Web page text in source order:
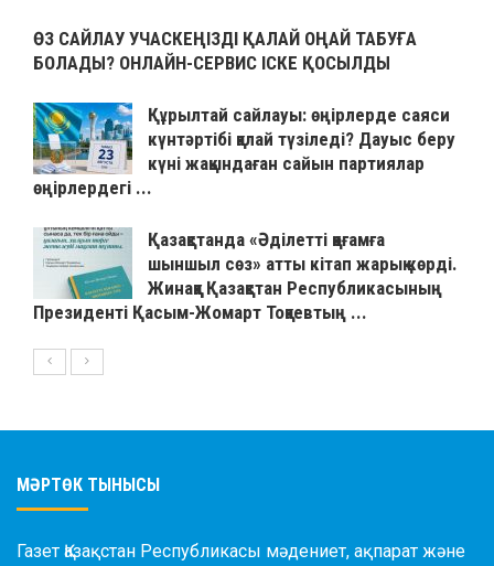
ӨЗ САЙЛАУ УЧАСКЕҢІЗДІ ҚАЛАЙ ОҢАЙ ТАБУҒА
БОЛАДЫ? ОНЛАЙН-СЕРВИС ІСКЕ ҚОСЫЛДЫ
Құрылтай сайлауы: өңірлерде саяси
күнтәртібі қалай түзіледі? Дауыс беру
күні жақындаған сайын партиялар
өңірлердегі ...
Қазақстанда «Әділетті қоғамға
шыншыл сөз» атты кітап жарық көрді.
Жинаққа Қазақстан Республикасының
Президенті Қасым-Жомарт Тоқаевтың ...
МӘРТӨК ТЫНЫСЫ
Газет Қазақстан Республикасы мәдениет, ақпарат және